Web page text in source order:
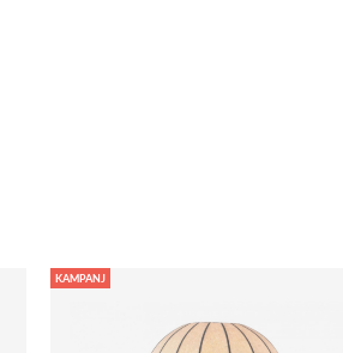
KAMPANJ